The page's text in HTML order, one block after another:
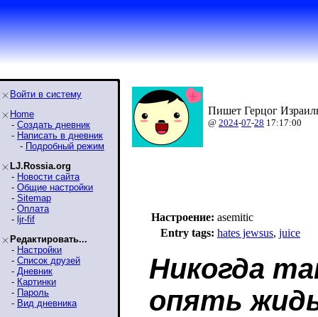
Войти в систему
Home
- Создать дневник
- Написать в дневник
- Подробный режим
LJ.Rossia.org
- Новости сайта
- Общие настройки
- Sitemap
- Оплата
- ljr-fif
Редактировать...
- Настройки
- Список друзей
- Дневник
- Картинки
- Пароль
- Вид дневника
Пишет Герцог
@ 2024-07-28 17:17:00
Настроение: asemitic
Entry tags: hates jewsus, juice
Никогда
опять